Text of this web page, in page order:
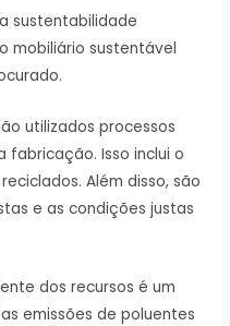
sustentabilidade
mobiliário sustentável
utilizados processos
fabricação. Isso inclui o
Além disso, são
e as condições justas
dos recursos é um
emissões de poluentes